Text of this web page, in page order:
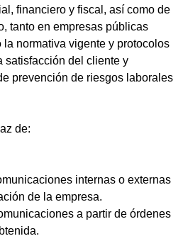
financiero y fiscal, así como de
tanto en empresas públicas
normativa vigente y protocolos
satisfacción del cliente y
prevención de riesgos laborales
de:
internas o externas
de la empresa.
a partir de órdenes